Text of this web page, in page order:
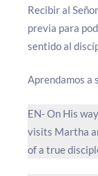
Recibir al
previa para
sentido al
Aprendamos a
EN- On His
visits Martha
of a true